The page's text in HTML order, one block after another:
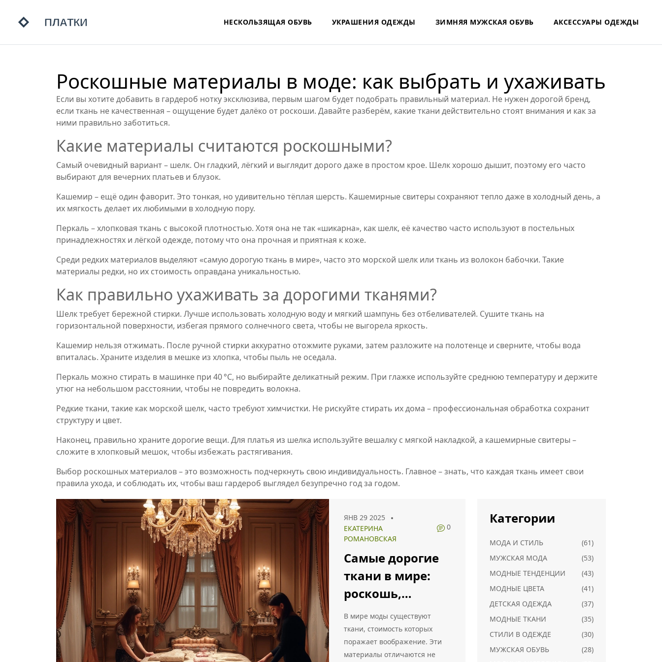
НЕСКОЛЬЗЯЩАЯ ОБУВЬ УКРАШЕНИЯ ОДЕЖДЫ ЗИМНЯЯ МУЖСКАЯ ОБУВЬ АКСЕССУАРЫ ОДЕЖДЫ
Роскошные материалы в моде: как выбрать и ухаживать
Если вы хотите добавить в гардероб нотку эксклюзива, первым шагом будет подобрать правильный материал. Не нужен дорогой бренд,
если ткань не качественная – ощущение будет далёко от роскоши. Давайте разберём, какие ткани действительно стоят внимания и как за
ними правильно заботиться.
Какие материалы считаются роскошными?
Самый очевидный вариант – шелк. Он гладкий, лёгкий и выглядит дорого даже в простом крое. Шелк хорошо дышит, поэтому его часто
выбирают для вечерних платьев и блузок.
Кашемир – ещё один фаворит. Это тонкая, но удивительно тёплая шерсть. Кашемирные свитеры сохраняют тепло даже в холодный день, а
их мягкость делает их любимыми в холодную пору.
Перкаль – хлопковая ткань с высокой плотностью. Хотя она не так «шикарна», как шелк, её качество часто используют в постельных
принадлежностях и лёгкой одежде, потому что она прочная и приятная к коже.
Среди редких материалов выделяют «самую дорогую ткань в мире», часто это морской шелк или ткань из волокон бабочки. Такие
материалы редки, но их стоимость оправдана уникальностью.
Как правильно ухаживать за дорогими тканями?
Шелк требует бережной стирки. Лучше использовать холодную воду и мягкий шампунь без отбеливателей. Сушите ткань на
горизонтальной поверхности, избегая прямого солнечного света, чтобы не выгорела яркость.
Кашемир нельзя отжимать. После ручной стирки аккуратно отожмите руками, затем разложите на полотенце и сверните, чтобы вода
впиталась. Храните изделия в мешке из хлопка, чтобы пыль не оседала.
Перкаль можно стирать в машинке при 40 °C, но выбирайте деликатный режим. При глажке используйте среднюю температуру и держите
утюг на небольшом расстоянии, чтобы не повредить волокна.
Редкие ткани, такие как морской шелк, часто требуют химчистки. Не рискуйте стирать их дома – профессиональная обработка сохранит
структуру и цвет.
Наконец, правильно храните дорогие вещи. Для платья из шелка используйте вешалку с мягкой накладкой, а кашемирные свитеры –
сложите в хлопковый мешок, чтобы избежать растягивания.
Выбор роскошных материалов – это возможность подчеркнуть свою индивидуальность. Главное – знать, что каждая ткань имеет свои
правила ухода, и соблюдать их, чтобы ваш гардероб выглядел безупречно год за годом.
ЯНВ 29 2025
ЕКАТЕРИНА
РОМАНОВСКАЯ
0
Самые дорогие
ткани в мире:
роскошь,
доступная
немногим
В мире моды существуют
ткани, стоимость которых
поражает воображение. Эти
материалы отличаются не
Категории
МОДА И СТИЛЬ
(61)
МУЖСКАЯ МОДА
(53)
МОДНЫЕ ТЕНДЕНЦИИ
(43)
МОДНЫЕ ЦВЕТА
(41)
ДЕТСКАЯ ОДЕЖДА
(37)
МОДНЫЕ ТКАНИ
(35)
СТИЛИ В ОДЕЖДЕ
(30)
МУЖСКАЯ ОБУВЬ
(28)